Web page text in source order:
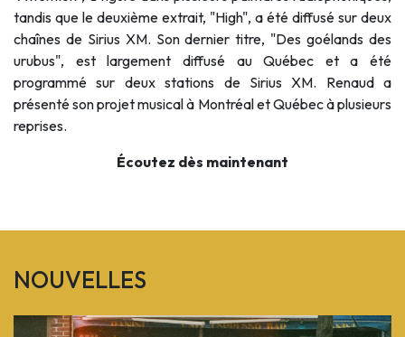
tandis que le deuxième extrait, "High", a été diffusé sur deux
chaînes de Sirius XM. Son dernier titre, "Des goélands des
urubus", est largement diffusé au Québec et a été
programmé sur deux stations de Sirius XM. Renauda
présenté son projet musical à Montréal et Québec à plusieurs
reprises.
Écoutez dès maintenant
NOUVELLES